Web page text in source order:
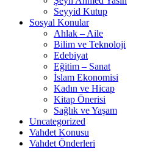
Seyyid Kutup
Sosyal Konular
Ahlak – Aile
Bilim ve Teknoloji
Edebiyat
Eğitim – Sanat
İslam Ekonomisi
Kadın ve Hicap
Kitap Önerisi
Sağlık ve Yaşam
Uncategorized
Vahdet Konusu
Vahdet Önderleri